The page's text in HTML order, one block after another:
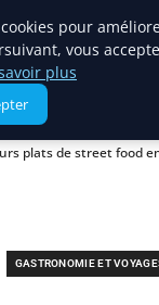
plats de street food
GASTRONOMIE ET
pour
vous
plus